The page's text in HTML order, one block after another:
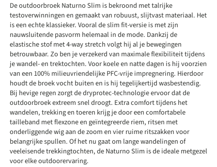
De outdoorbroek Naturno Slim is bekroond met talrijke
testoverwinningen en gemaakt van robuust, slijtvast materiaal. Het
is een echte klassieker. Vooral de slim fit-versie is met zijn
nauwsluitende pasvorm helemaal in de mode. Dankzij de
elastische stof met 4-way stretch volgt hij al je bewegingen
betrouwbaar. Zo ben je verzekerd van maximale flexibiliteit tijdens
je wandel- en trektochten. Voor koele en natte dagen is hij voorzien
van een 100% milieuvriendelijke PFC-vrije impregnering. Hierdoor
houdt de broek vocht buiten en is hij tegelijkertijd wasbestendig.
Bij hevige regen zorgt de dryprotec-technologie ervoor dat de
outdoorbroek extreem snel droogt. Extra comfort tijdens het
wandelen, trekking en toeren krijg je door een comfortabele
tailleband met flexzone en geïntegreerde riem, ritsen met
onderliggende wig aan de zoom en vier ruime ritszakken voor
belangrijke spullen. Of het nu gaat om lange wandelingen of
veeleisende trekkingtochten, de Naturno Slim is de ideale metgezel
voor elke outdoorervaring.